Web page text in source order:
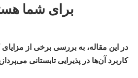
برای شما
در این مقاله، به بررسی برخی از
کاربرد آن‌ها در پذیرایی تابستانی